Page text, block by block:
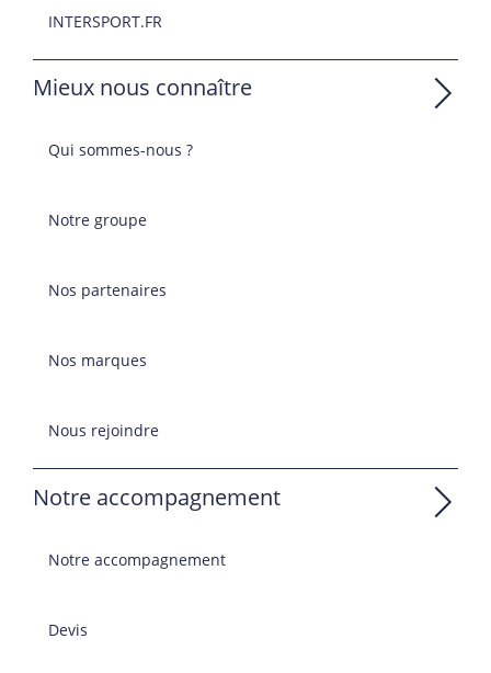
INTERSPORT.FR
Mieux nous connaître
Qui sommes-nous ?
Notre groupe
Nos partenaires
Nos marques
Nous rejoindre
Notre accompagnement
Notre accompagnement
Devis